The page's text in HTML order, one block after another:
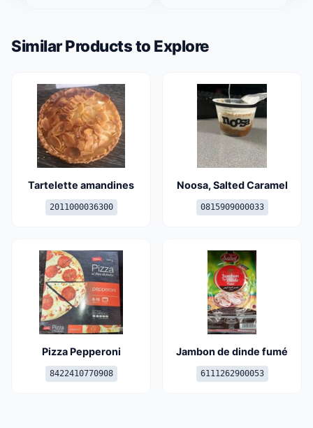
Similar Products to Explore
Tartelette amandines
2011000036300
Noosa, Salted Caramel
0815909000033
Pizza Pepperoni
8422410770908
Jambon de dinde fumé
6111262900053